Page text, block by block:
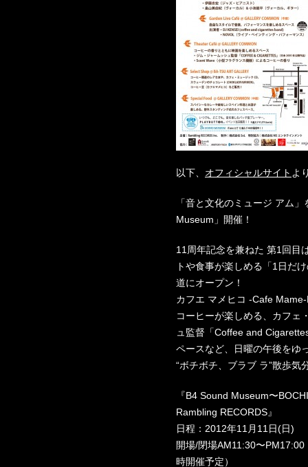
以下、 オフィシャルサイト よ
「音と文化のミュージ アム
Museum」開催！
11周年記念を兼ねた 第1回目
トや食事が楽しめる「1日だ
道にオープン！
カフエ マメヒコ -Cafe
コーヒーが楽しめる、カフェ
ュ監督「Coffee and
ペースなど、日曜の午後をゆ
“ボチボチ、ブラブ ラ”散歩気
『B4 Sound Museum〜
Rambling RECORDS』
日程：2012年11月11日(日)
開場/閉場AM11:30〜
時開催予定）